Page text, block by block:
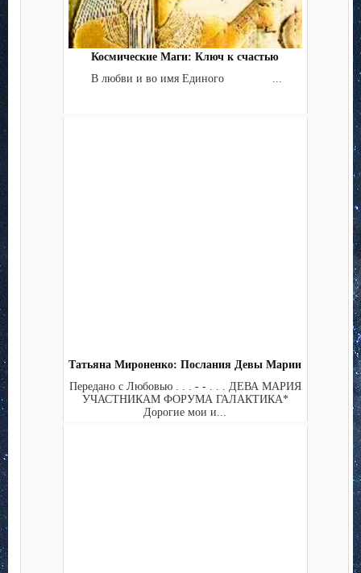
Космические Маги: Ключ к счастью
В любви и во имя Единого ...
Татьяна Мироненко: Послания Девы Марии
Передано с Любовью . . . - - . . . ДЕВА МАРИЯ
УЧАСТНИКАМ ФОРУМА ГАЛАКТИКА*
Дорогие мои и...